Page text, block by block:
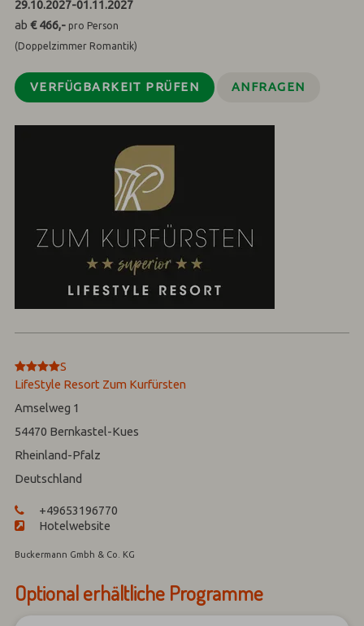
29.10.2027-01.11.2027
ab€ 466,- pro Person
(Doppelzimmer Romantik)
VERFÜGBARKEIT PRÜFEN ANFRAGEN
****
S
LifeStyle Resort Zum Kurfürsten
Amselweg 1
54470 Bernkastel-Kues
Rheinland-Pfalz
Deutschland
+49653196770
Hotelwebsite
Buckermann Gmbh & Co. KG
Optional erhältliche Programme